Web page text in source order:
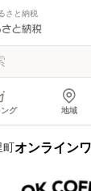
さと納税
グ 地域
オンライン